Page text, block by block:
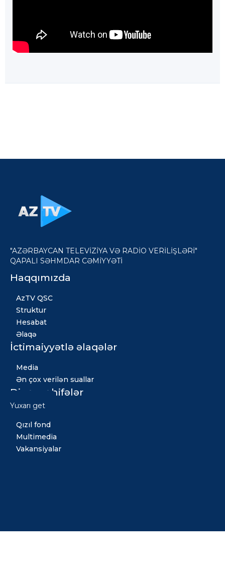
"AZƏRBAYCAN TELEVİZİYA VƏ RADİO VERİLİŞLƏRİ"
QAPALI SƏHMDAR CƏMİYYƏTİ
Haqqımızda
AzTV QSC
Struktur
Hesabat
Əlaqə
İctimaiyyətlə əlaqələr
Media
Ən çox verilən suallar
Digər səhifələr
Xəbərlər
Qızıl fond
Multimedia
Vakansiyalar
Yuxarı get